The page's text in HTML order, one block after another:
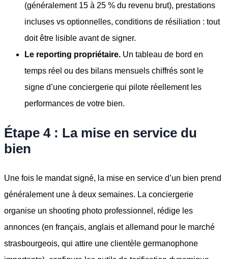
(généralement 15 à 25 % du revenu brut), prestations
incluses vs optionnelles, conditions de résiliation : tout
doit être lisible avant de signer.
Le reporting propriétaire. Un tableau de bord en
temps réel ou des bilans mensuels chiffrés sont le
signe d’une conciergerie qui pilote réellement les
performances de votre bien.
Étape 4 : La mise en service du
bien
Une fois le mandat signé, la mise en service d’un bien prend
généralement une à deux semaines. La conciergerie
organise un shooting photo professionnel, rédige les
annonces (en français, anglais et allemand pour le marché
strasbourgeois, qui attire une clientèle germanophone